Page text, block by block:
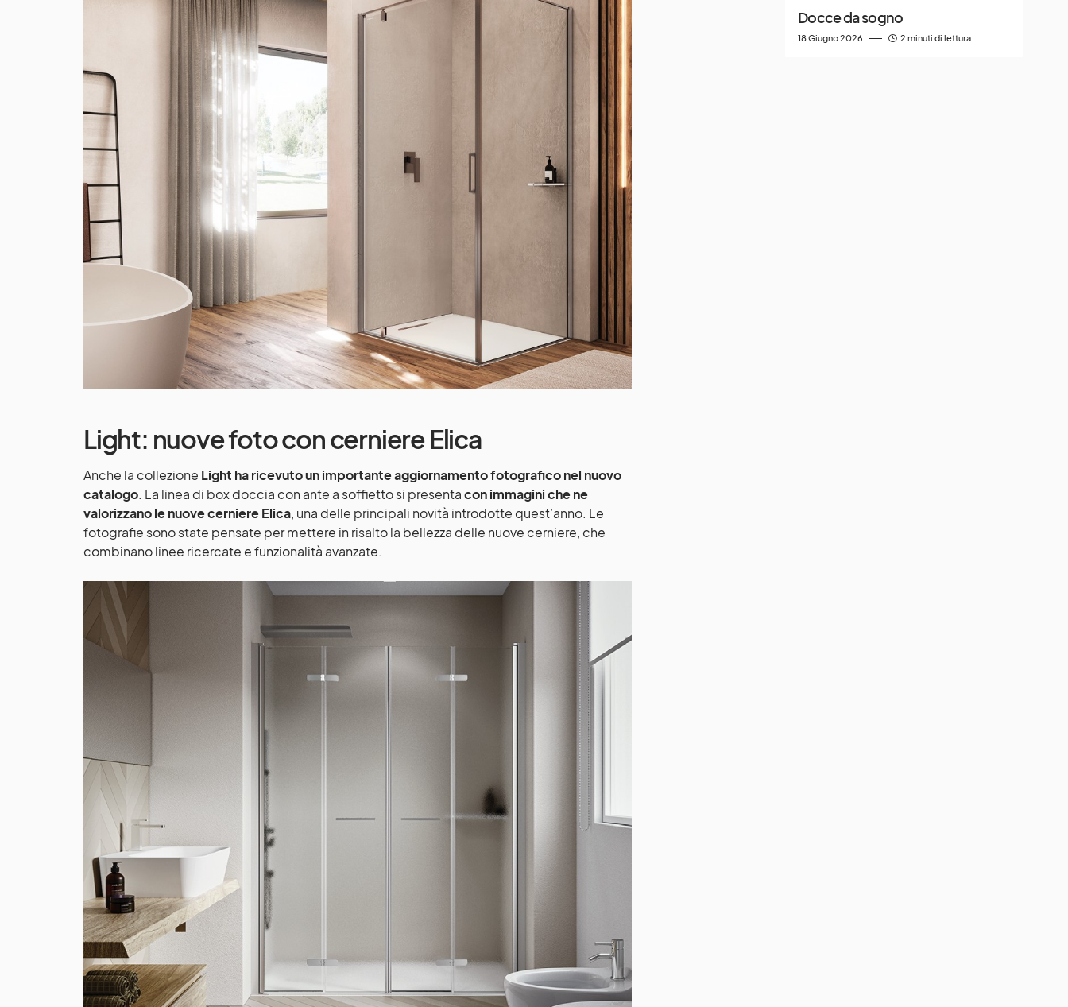
Light: nuove foto con cerniere Elica
Anche la collezione Light ha ricevuto un importante aggiornamento fotografico nel nuovo
catalogo. La linea di box doccia con ante a soffietto si presentacon immagini che ne
valorizzano le nuove cerniere Elica, una delle principali novità introdotte quest’anno. Le
fotografie sono state pensate per mettere in risalto la bellezza delle nuove cerniere, che
combinano linee ricercate e funzionalità avanzate.
Docce da sogno
18 Giugno 2026 2 minuti di lettura